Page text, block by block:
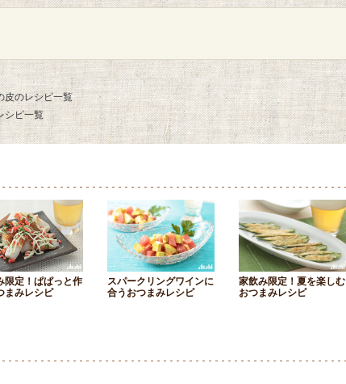
皮のレシピ一覧
シピ一覧
限定！ぱぱっと作
まみレシピ
スパークリングワインに
合うおつまみレシピ
家飲み限定！夏を楽しむ
おつまみレシピ